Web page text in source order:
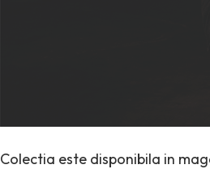
Colectia este disponibila in